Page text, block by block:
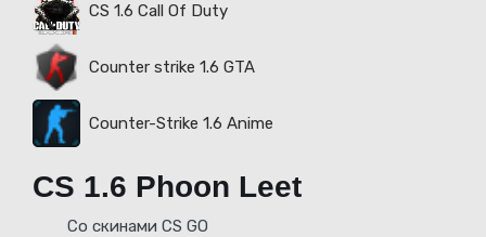
CS 1.6 Call Of Duty
Counter strike 1.6 GTA
Counter-Strike 1.6 Anime
CS 1.6 Phoon Leet
Со скинами CS GO